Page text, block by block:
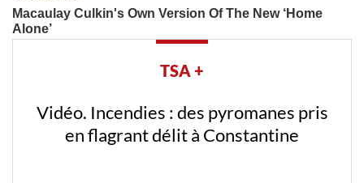
TSA +
Vidéo. Incendies : des pyromanes pris
en flagrant délit à Constantine